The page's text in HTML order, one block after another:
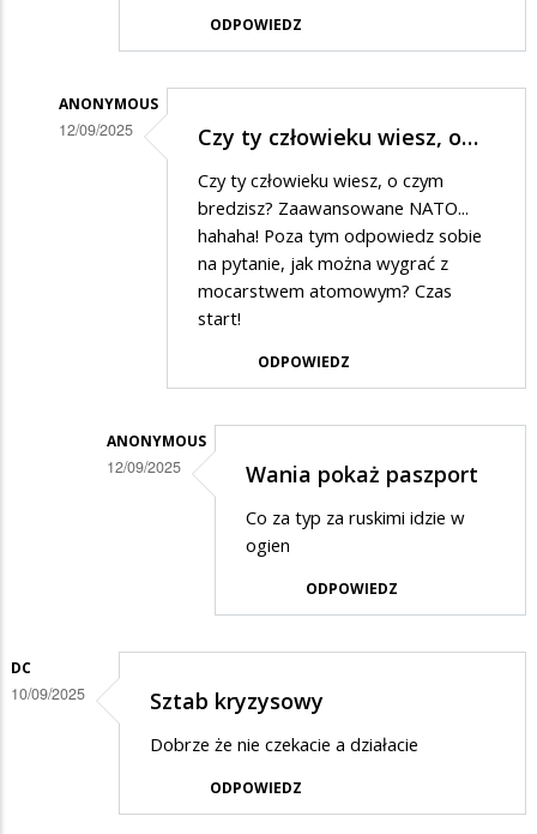
ODPOWIEDZ
ANONYMOUS
12/09/2025
wiedza
Czy ty człowieku wiesz, o…
Czy ty człowieku wiesz, o czym
bredzisz? Zaawansowane NATO...
hahaha! Poza tym odpowiedz sobie
na pytanie, jak można wygrać z
mocarstwem atomowym? Czas
start!
ODPOWIEDZ
ANONYMOUS
12/09/2025
na
wiesz,
Wania pokaż paszport
Co za typ za ruskimi idzie w
ogien
ODPOWIEDZ
DC
10/09/2025 Sztab kryzysowy
Dobrze że nie czekacie a działacie
ODPOWIEDZ